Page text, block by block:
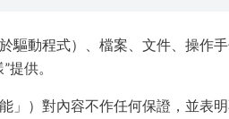
驅動程式）、檔案、文件、操作
供。
」）對內容不作任何保證，並表